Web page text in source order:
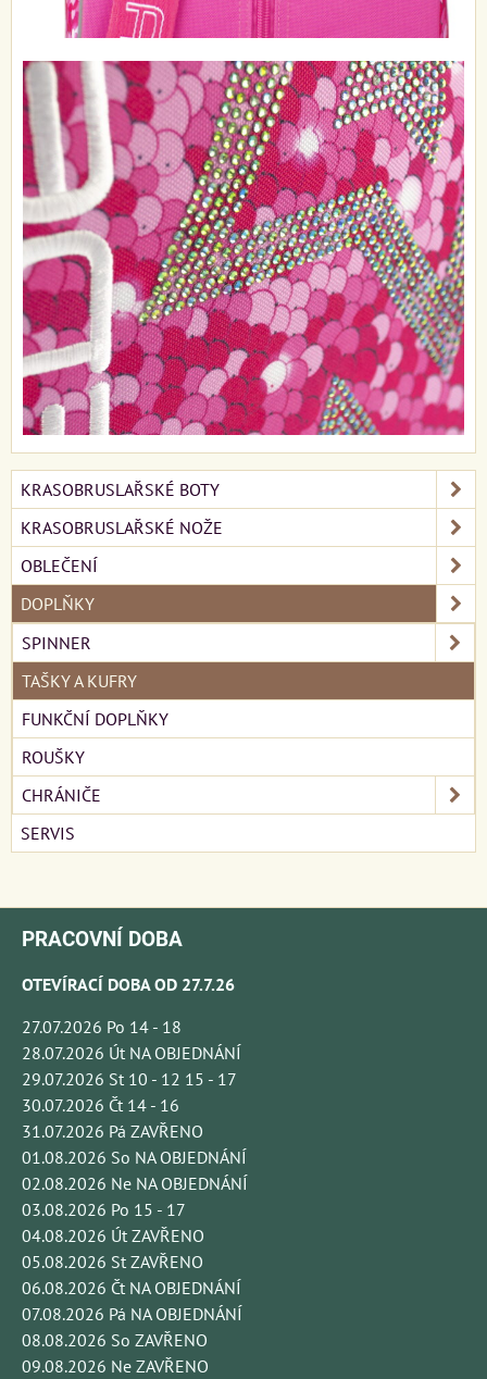
KRASOBRUSLAŘSKÉ BOTY
KRASOBRUSLAŘSKÉ NOŽE
OBLEČENÍ
DOPLŇKY
SPINNER
TAŠKY A KUFRY
FUNKČNÍ DOPLŇKY
ROUŠKY
CHRÁNIČE
SERVIS
PRACOVNÍ DOBA
OTEVÍRACÍ DOBA OD 27.7.26
27.07.2026 Po 14 - 18
28.07.2026 Út NA OBJEDNÁNÍ
29.07.2026 St 10 - 12 15 - 17
30.07.2026 Čt 14 - 16
31.07.2026 Pá ZAVŘENO
01.08.2026 So NA OBJEDNÁNÍ
02.08.2026 Ne NA OBJEDNÁNÍ
03.08.2026 Po 15 - 17
04.08.2026 Út ZAVŘENO
05.08.2026 St ZAVŘENO
06.08.2026 Čt NA OBJEDNÁNÍ
07.08.2026 Pá NA OBJEDNÁNÍ
08.08.2026 So ZAVŘENO
09.08.2026 Ne ZAVŘENO